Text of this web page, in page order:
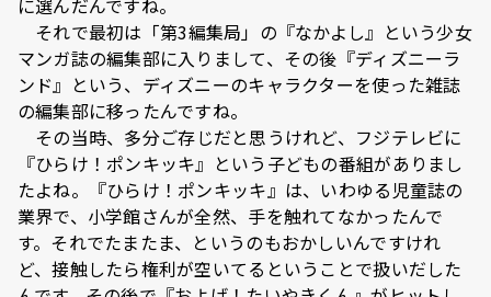
それで最初は「第3編集局」の『なかよし』という少女
マンガ誌の編集部に入りまして、その後『ディズニーラ
ンド』という、ディズニーのキャラクターを使った雑誌
の編集部に移ったんですね。
その当時、多分ご存じだと思うけれど、フジテレビに
『ひらけ！ポンキッキ』という子どもの番組がありまし
たよね。『ひらけ！ポンキッキ』は、いわゆる児童誌の
業界で、小学館さんが全然、手を触れてなかったんで
す。それでたまたま、というのもおかしいんですけれ
ど、接触したら権利が空いてるということで扱いだした